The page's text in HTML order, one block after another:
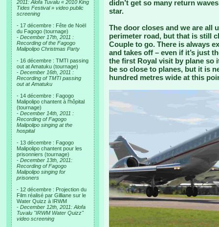
2011: Alofa Tuvalu « 2010 King
Tides Festival » video public
screening
- 17 décembre : Fête de Noël
du Fagogo (tournage)
- December 17th, 2011 :
Recording of the Fagogo
Malipolipo Christmas Party
- 16 décembre : TMTI passing
out at Amatuku (tournage)
- December 16th, 2011 :
Recording of TMTI passing
out at Amatuku
- 14 décembre : Fagogo
Malipolipo chantent à l'hôpital
(tournage)
- December 14th, 2011 :
Recording of Fagogo
Malipolipo singing at the
hospital
- 13 décembre : Fagogo
Malipolipo chantent pour les
prisonniers (tournage)
- December 13th, 2011:
Recording of Fagogo
Malipolipo singing for
prisoners
- 12 décembre : Projection du
Film réalisé par Gilliane sur le
Water Quizz à IRWM
- December 12th, 2011: Alofa
Tuvalu "IRWM Water Quizz"
video screening
didn’t get so many return
star.
The door closes and we are all
perimeter road, but that is still
Couple to go. There is always
and takes off – even if it’s just
the first Royal visit by plane so
be so close to planes, but it is
hundred metres wide at this